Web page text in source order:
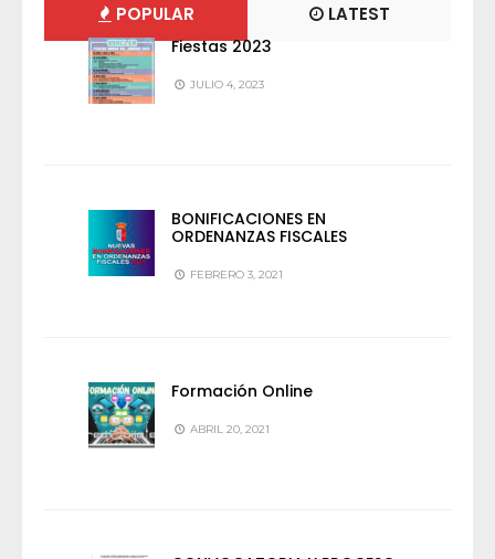
POPULAR LATEST
Fiestas 2023
JULIO 4, 2023
BONIFICACIONES EN
ORDENANZAS FISCALES
FEBRERO 3, 2021
Formación Online
ABRIL 20, 2021